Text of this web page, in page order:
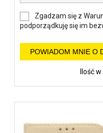
Zgadzam się z
podporządkuję się im
POWIADOM MNIE O
Ilość